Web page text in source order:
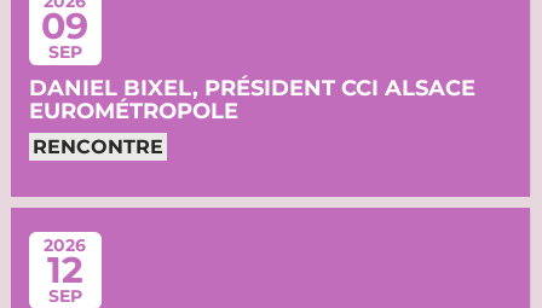
09
SEP
DANIEL BIXEL, PRÉSIDENT CCI ALSACE
EUROMÉTROPOLE
RENCONTRE
2026
12
SEP